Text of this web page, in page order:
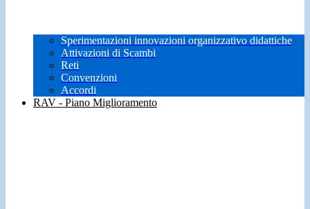
Sperimentazioni innovazioni organizzativo didattiche
Attivazioni di Scambi
Reti
Convenzioni
Accordi
RAV - Piano Miglioramento